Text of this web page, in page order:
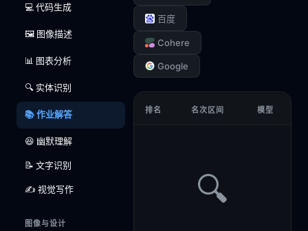
💻 代码生成
🖼️ 图像描述
📊 图表分析
🔍 实体识别
📚 作业解答
😆 幽默理解
📝 文字识别
✍️ 视觉写作
图像与设计
百度
Cohere
Google
排名 名次区间 模型
🔍